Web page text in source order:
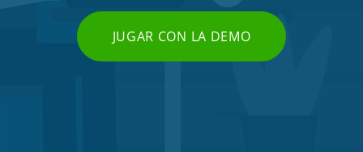
JUGAR CON LA DEMO